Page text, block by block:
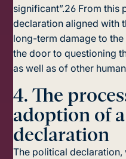
significant”.26 From this
declaration aligned with
long-term damage to
the door to questioning
as well as of other
4.The
adoption of
declaration
The political